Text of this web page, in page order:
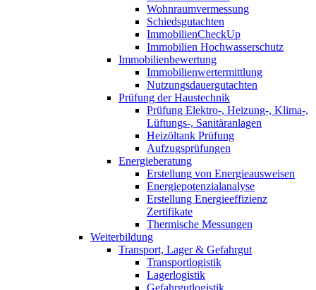
Wohnraumvermessung
Schiedsgutachten
ImmobilienCheckUp
Immobilien Hochwasserschutz
Immobilienbewertung
Immobilienwertermittlung
Nutzungsdauergutachten
Prüfung der Haustechnik
Prüfung Elektro-, Heizung-, Klima-,
Lüftungs-, Sanitäranlagen
Heizöltank Prüfung
Aufzugsprüfungen
Energieberatung
Erstellung von Energieausweisen
Energiepotenzialanalyse
Erstellung Energieeffizienz
Zertifikate
Thermische Messungen
Weiterbildung
Transport, Lager & Gefahrgut
Transportlogistik
Lagerlogistik
Gefahrgutlogistik